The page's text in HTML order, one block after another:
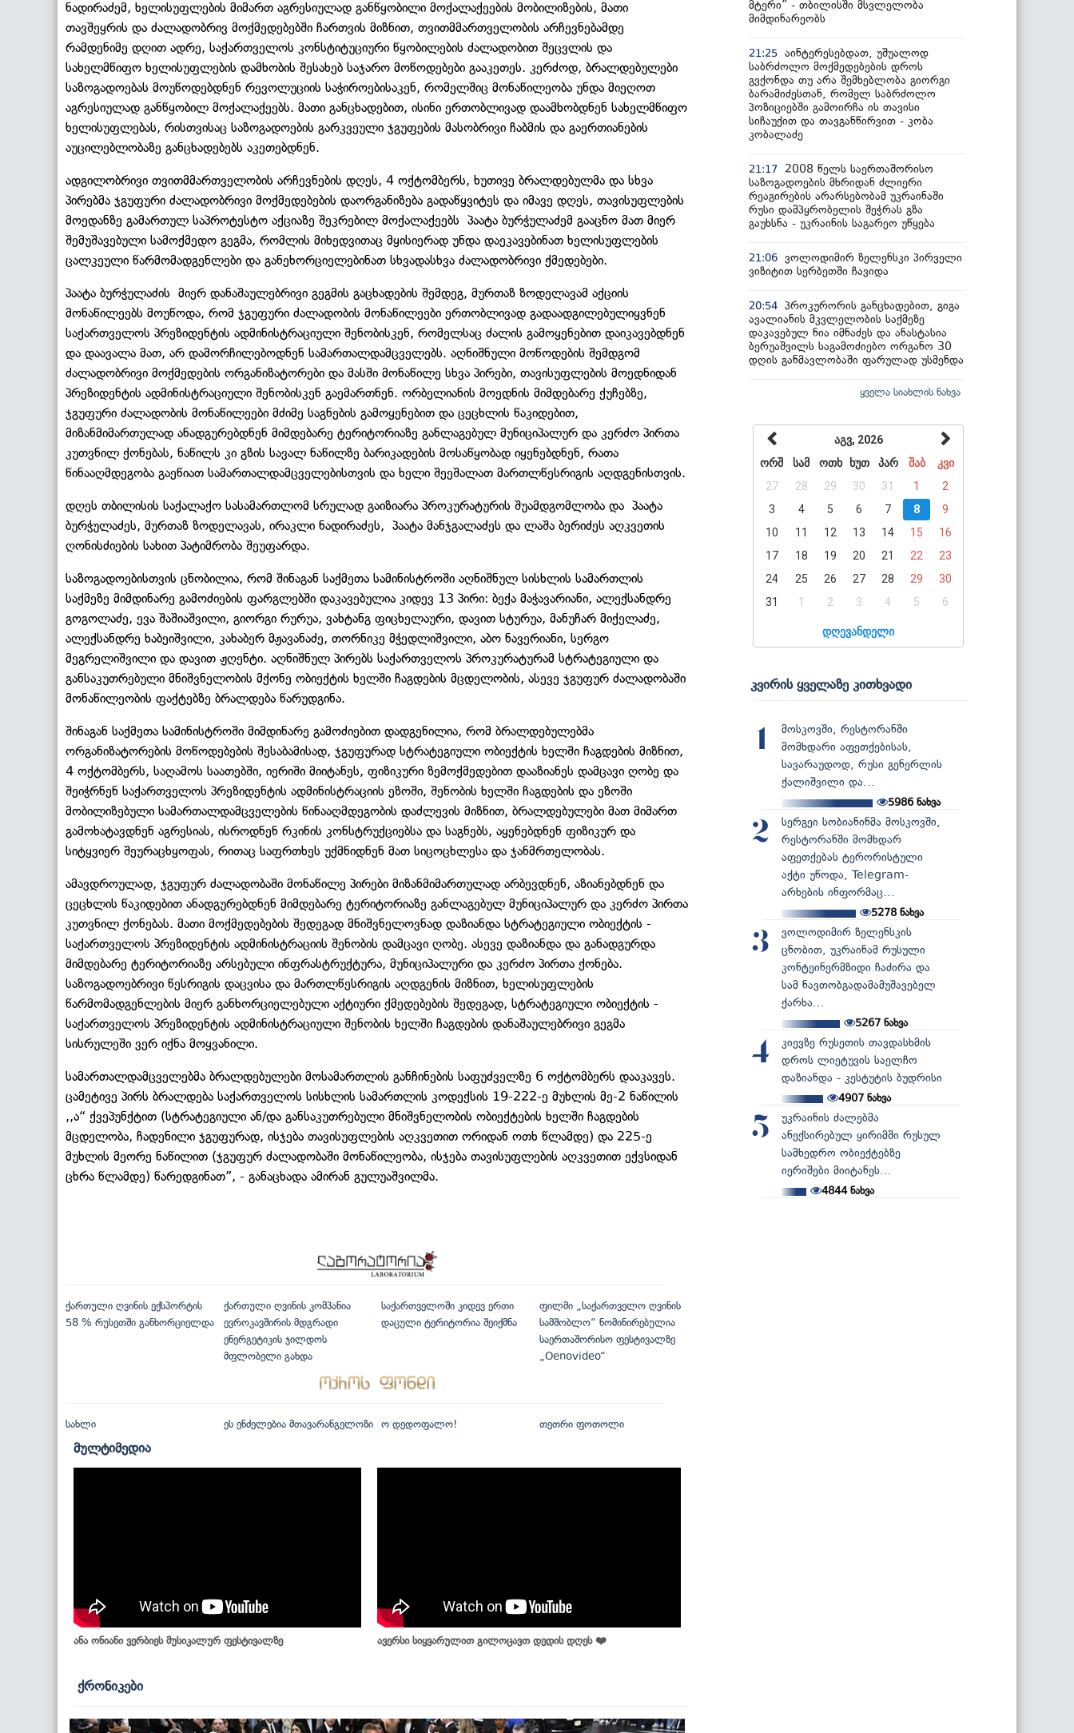
ნადირაძემ, ხელისუფლების მიმართ აგრესიულად განწყობილი მოქალაქეების მობილიზების, მათი
თავშეყრის და ძალადობრივ მოქმედებებში ჩართვის მიზნით, თვითმმართველობის არჩევნებამდე
რამდენიმე დღით ადრე, საქართველოს კონსტიტუციური წყობილების ძალადობით შეცვლის და
სახელმწიფო ხელისუფლების დამხობის შესახებ საჯარო მოწოდებები გააკეთეს. კერძოდ, ბრალდებულები
საზოგადოებას მოუწოდებდნენ რევოლუციის საჭიროებისაკენ, რომელშიც მონაწილეობა უნდა მიეღოთ
აგრესიულად განწყობილ მოქალაქეებს. მათი განცხადებით, ისინი ერთობლივად დაამხობდნენ სახელმწიფო
ხელისუფლებას, რისთვისაც საზოგადოების გარკვეული ჯგუფების მასობრივი ჩაბმის და გაერთიანების
აუცილებლობაზე განცხადებებს აკეთებდნენ.
ადგილობრივი თვითმმართველობის არჩევნების დღეს, 4 ოქტომბერს, ხუთივე ბრალდებულმა და სხვა
პირებმა ჯგუფური ძალადობრივი მოქმედებების დაორგანიზება გადაწყვიტეს და იმავე დღეს, თავისუფლების
მოედანზე გამართულ საპროტესტო აქციაზე შეკრებილ მოქალაქეებს პაატა ბურჭულაძემ გააცნო მათ მიერ
შემუშავებული სამოქმედო გეგმა, რომლის მიხედვითაც მყისიერად უნდა დაეკავებინათ ხელისუფლების
ცალკეული წარმომადგენლები და განეხორციელებინათ სხვადასხვა ძალადობრივი ქმედებები.
პაატა ბურჭულაძის მიერ დანაშაულებრივი გეგმის გაცხადების შემდეგ, მურთაზ ზოდელავამ აქციის
მონაწილეებს მოუწოდა, რომ ჯგუფური ძალადობის მონაწილეები ერთობლივად გადაადგილებულიყვნენ
საქართველოს პრეზიდენტის ადმინისტრაციული შენობისკენ, რომელსაც ძალის გამოყენებით დაიკავებდნენ
და დაავალა მათ, არ დამორჩილებოდნენ სამართალდამცველებს. აღნიშნული მოწოდების შემდგომ
ძალადობრივი მოქმედების ორგანიზატორები და მასში მონაწილე სხვა პირები, თავისუფლების მოედნიდან
პრეზიდენტის ადმინისტრაციული შენობისკენ გაემართნენ. ორბელიანის მოედნის მიმდებარე ქუჩებზე,
ჯგუფური ძალადობის მონაწილეები მძიმე საგნების გამოყენებით და ცეცხლის წაკიდებით,
მიზანმიმართულად ანადგურებდნენ მიმდებარე ტერიტორიაზე განლაგებულ მუნიციპალურ და კერძო პირთა
კუთვნილ ქონებას, ნაწილს კი გზის სავალ ნაწილზე ბარიკადების მოსაწყობად იყენებდნენ, რათა
წინააღმდეგობა გაეწიათ სამართალდამცველებისთვის და ხელი შეეშალათ მართლწესრიგის აღდგენისთვის.
დღეს თბილისის საქალაქო სასამართლომ სრულად გაიზიარა პროკურატურის შუამდგომლობა და პაატა
ბურჭულაძეს, მურთაზ ზოდელავას, ირაკლი ნადირაძეს, პაატა მანჯგალაძეს და ლაშა ბერიძეს აღკვეთის
ღონისძიების სახით პატიმრობა შეუფარდა.
საზოგადოებისთვის ცნობილია, რომ შინაგან საქმეთა სამინისტროში აღნიშნულ სისხლის სამართლის
საქმეზე მიმდინარე გამოძიების ფარგლებში დაკავებულია კიდევ 13 პირი: ბექა მაჭავარიანი, ალექსანდრე
გოგოლაძე, ევა შაშიაშვილი, გიორგი რურუა, ვახტანგ ფიცხელაური, დავით სტურუა, მანუჩარ მიქელაძე,
ალექსანდრე ხაბეიშვილი, კახაბერ მჟავანაძე, თორნიკე მჭედლიშვილი, აბო ნავერიანი, სერგო
მეგრელიშვილი და დავით ჟღენტი. აღნიშნულ პირებს საქართველოს პროკურატურამ სტრატეგიული და
განსაკუთრებული მნიშვნელობის მქონე ობიექტის ხელში ჩაგდების მცდელობის, ასევე ჯგუფურ ძალადობაში
მონაწილეობის ფაქტებზე ბრალდება წარუდგინა.
შინაგან საქმეთა სამინისტროში მიმდინარე გამოძიებით დადგენილია, რომ ბრალდებულებმა
ორგანიზატორების მოწოდებების შესაბამისად, ჯგუფურად სტრატეგიული ობიექტის ხელში ჩაგდების მიზნით,
4 ოქტომბერს, საღამოს საათებში, იერიში მიიტანეს, ფიზიკური ზემოქმედებით დააზიანეს დამცავი ღობე და
შეიჭრნენ საქართველოს პრეზიდენტის ადმინისტრაციის ეზოში, შენობის ხელში ჩაგდების და ეზოში
მობილიზებული სამართალდამცველების წინააღმდეგობის დაძლევის მიზნით, ბრალდებულები მათ მიმართ
გამოხატავდნენ აგრესიას, ისროდნენ რკინის კონსტრუქციებსა და საგნებს, აყენებდნენ ფიზიკურ და
სიტყვიერ შეურაცხყოფას, რითაც საფრთხეს უქმნიდნენ მათ სიცოცხლესა და ჯანმრთელობას.
ამავდროულად, ჯგუფურ ძალადობაში მონაწილე პირები მიზანმიმართულად არბევდნენ, აზიანებდნენ და
ცეცხლის წაკიდებით ანადგურებდნენ მიმდებარე ტერიტორიაზე განლაგებულ მუნიციპალურ და კერძო პირთა
კუთვნილ ქონებას. მათი მოქმედებების შედეგად მნიშვნელოვნად დაზიანდა სტრატეგიული ობიექტის -
საქართველოს პრეზიდენტის ადმინისტრაციის შენობის დამცავი ღობე. ასევე დაზიანდა და განადგურდა
მიმდებარე ტერიტორიაზე არსებული ინფრასტრუქტურა, მუნიციპალური და კერძო პირთა ქონება.
საზოგადოებრივი წესრიგის დაცვისა და მართლწესრიგის აღდგენის მიზნით, ხელისუფლების
წარმომადგენლების მიერ განხორციელებული აქტიური ქმედებების შედეგად, სტრატეგიული ობიექტის -
საქართველოს პრეზიდენტის ადმინისტრაციული შენობის ხელში ჩაგდების დანაშაულებრივი გეგმა
სისრულეში ვერ იქნა მოყვანილი.
სამართალდამცველებმა ბრალდებულები მოსამართლის განჩინების საფუძველზე 6 ოქტომბერს დააკავეს.
ცამეტივე პირს ბრალდება საქართველოს სისხლის სამართლის კოდექსის 19-222-ე მუხლის მე-2 ნაწილის
,,ა“ ქვეპუნქტით (სტრატეგიული ან/და განსაკუთრებული მნიშვნელობის ობიექტების ხელში ჩაგდების
მცდელობა, ჩადენილი ჯგუფურად, ისჯება თავისუფლების აღკვეთით ორიდან ოთხ წლამდე) და 225-ე
მუხლის მეორე ნაწილით (ჯგუფურ ძალადობაში მონაწილეობა, ისჯება თავისუფლების აღკვეთით ექვსიდან
ცხრა წლამდე) წარედგინათ”, - განაცხადა ამირან გულუაშვილმა.
ქართული ღვინის ექსპორტის
58 % რუსეთში განხორციელდა
ქართული ღვინის კომპანია
ევროკავშირის მდგრადი
ენერგეტიკის ჯილდოს
მფლობელი გახდა
საქართველოში კიდევ ერთი
დაცული ტერიტორია შეიქმნა
ფილმი „საქართველო ღვინის
სამშობლო“ ნომინირებულია
საერთაშორისო ფესტივალზე
„Oenovideo“
სახლი ეს ენძელებია მთავარანგელოზი ო დედოფალო! თეთრი ფოთოლი
მულტიმედია
ანა ონიანი ვერბიეს მუსიკალურ ფესტივალზე ავერსი სიყვარულით გილოცავთ დედის დღეს ❤️
ქრონიკები
მტერი” - თბილისში მსვლელობა
მიმდინარეობს
21:25 აინტერესებდათ, უშუალოდ
საბრძოლო მოქმედებების დროს
გვქონდა თუ არა შემხებლობა გიორგი
ბარამიძესთან, რომელ საბრძოლო
პოზიციებში გამოირჩა ის თავისი
სიჩაუქით და თავგანწირვით - კობა
კობალაძე
21:17
2008 წელს საერთაშორისო
საზოგადოების მხრიდან ძლიერი
რეაგირების არარსებობამ უკრაინაში
რუსი დამპყრობელის შეჭრას გზა
გაუხსნა - უკრაინის საგარეო უწყება
21:06 ვოლოდიმირ ზელენსკი პირველი
ვიზიტით სერბეთში ჩავიდა
20:54 პროკურორის განცხადებით, გიგა
ავალიანის მკვლელობის საქმეზე
დაკავებულ ნია იმნაძეს და ანასტასია
ბერუაშვილს საგამოძიებო ორგანო 30
დღის განმავლობაში ფარულად უსმენდა
ყველა სიახლის ნახვა
აგვ, 2026
ორშ
სამ ოთხ ხუთ პარ შაბ
კვი
27
28 29 30 31 1
2
3
4 5 6 7 8
9
10
11 12 13 14 15
16
17
18 19 20 21 22
23
24
25 26 27 28 29
30
31
1 2 3 4 5 6
დღევანდელი
კვირის ყველაზე კითხვადი
1
მოსკოვში, რესტორანში
მომხდარი აფეთქებისას,
სავარაუდოდ, რუსი გენერლის
ქალიშვილი და...
5986ნახვა
2
სერგეი სობიანინმა მოსკოვში,
რესტორანში მომხდარ
აფეთქებას ტერორისტული
აქტი უწოდა, Telegram-
არხების ინფორმაც...
5278 ნახვა
3
ვოლოდიმირ ზელენსკის
ცნობით, უკრაინამ რუსული
კონტეინერმზიდი ჩაძირა და
სამ ნავთობგადამამუშავებელ
ქარხა...
5267ნახვა
4
კიევზე რუსეთის თავდასხმის
დროს ლიეტუვის საელჩო
დაზიანდა - კესტუტის ბუდრისი
4907ნახვა
5
უკრაინის ძალებმა
ანექსირებულ ყირიმში რუსულ
სამხედრო ობიექტებზე
იერიშები მიიტანეს...
4844ნახვა